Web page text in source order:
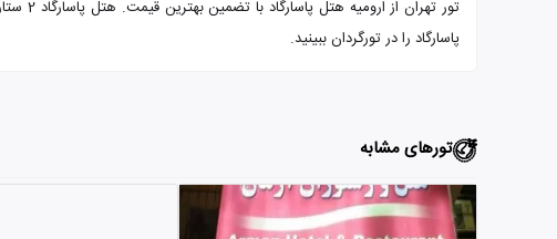
تور
پاسارگاد را در تورگردان ببینید.
تورهای مشابه